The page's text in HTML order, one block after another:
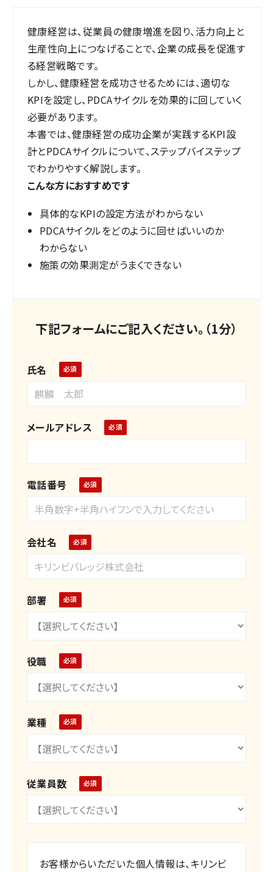
健康経営は、従業員の健康増進を図り、活力向上と
生産性向上につなげることで、企業の成長を促進す
る経営戦略です。
しかし、健康経営を成功させるためには、適切な
KPIを設定し、PDCAサイクルを効果的に回していく
必要があります。
本書では、健康経営の成功企業が実践するKPI設
計とPDCAサイクルについて、ステップバイステップ
でわかりやすく解説します。
こんな方におすすめです
具体的なKPIの設定方法がわからない
PDCAサイクルをどのように回せばいいのか
わからない
施策の効果測定がうまくできない
下記フォームにご記入ください。（1分）
氏名
メールアドレス
電話番号
会社名
部署
役職
業種
従業員数
お客様からいただいた個人情報は、キリンビ